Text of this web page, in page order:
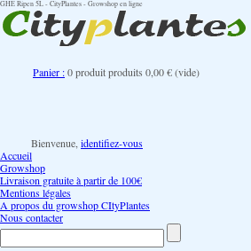
GHE Ripen 5L - CityPlantes - Growshop en ligne
Panier :0produitproduits 0,00 €(vide)
Bienvenue, identifiez-vous
Accueil
Growshop
Livraison gratuite à partir de 100€
Mentions légales
A propos du growshop CItyPlantes
Nous contacter